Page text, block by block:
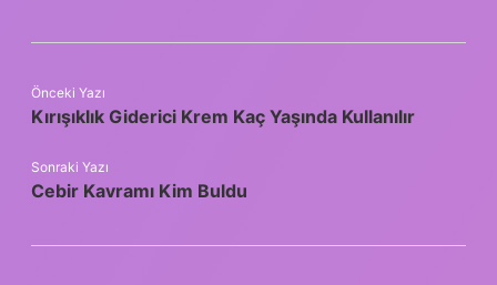
Önceki Yazı
Kırışıklık Giderici Krem Kaç Yaşında Kullanılır
Sonraki Yazı
Cebir Kavramı Kim Buldu